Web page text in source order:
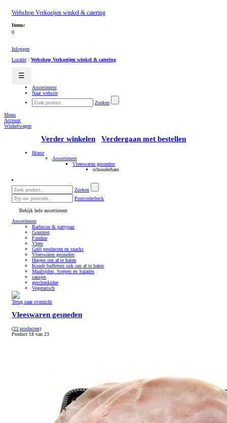
Webshop Verkoeijen winkel & catering
Items:
0
Inloggen
Locatie : Webshop Verkoeijen winkel & catering
☰
Assortiment
Naar website
Zoeken
Menu
Account
Winkelwagen
Verder winkelen Verdergaan met bestellen
Home
Assortiment
Vleeswaren gesneden
schouderham
Zoeken
Postcodecheck
Bekijk hele assortiment
Assortiment
Barbecue & partypan
Gourmet
Fondue
Vlees
Grill producten en snacks
Vleeswaren gesneden
Hapjes om af te halen
Koude buffetten ook om af te halen
Maaltijden, Soepen en Salades
sausjes
geschenkidee
Vegetarisch
Terug naar overzicht
Vleeswaren gesneden
(23 producten)
Product 18 van 23